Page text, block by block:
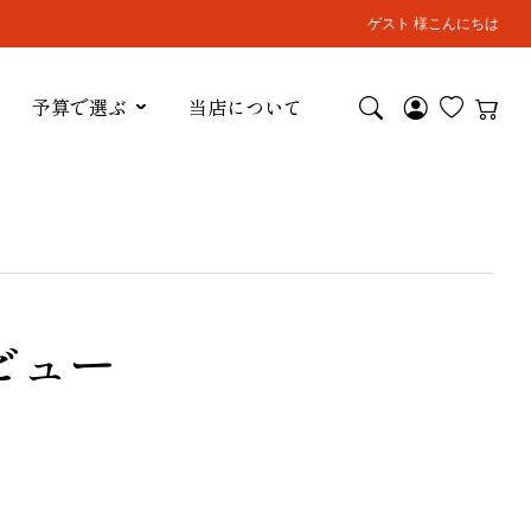
ゲスト 様こんにちは
予算で選ぶ 当店について
ュー